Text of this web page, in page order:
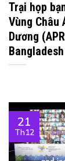
Trại họp
Vùng Châu
Dương
Bangladesh
21
Th12